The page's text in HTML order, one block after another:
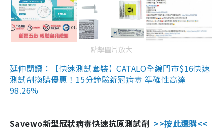
點擊圖片放大
延伸閱讀：【快速測試套裝】CATALO全線門市$16快速
測試劑換購優惠！15分鐘驗新冠病毒 準確性高達
98.26%
Savewo新型冠狀病毒快速抗原測試劑 >>按此選購<<